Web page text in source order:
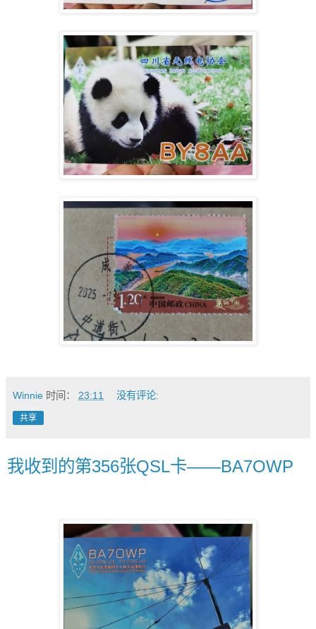
Winnie 时间： 23:11 没有评论:
共享
我收到的第356张QSL卡——BA7OWP